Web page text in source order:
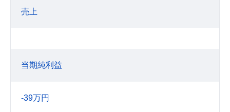
売上
当期純利益
-39万円